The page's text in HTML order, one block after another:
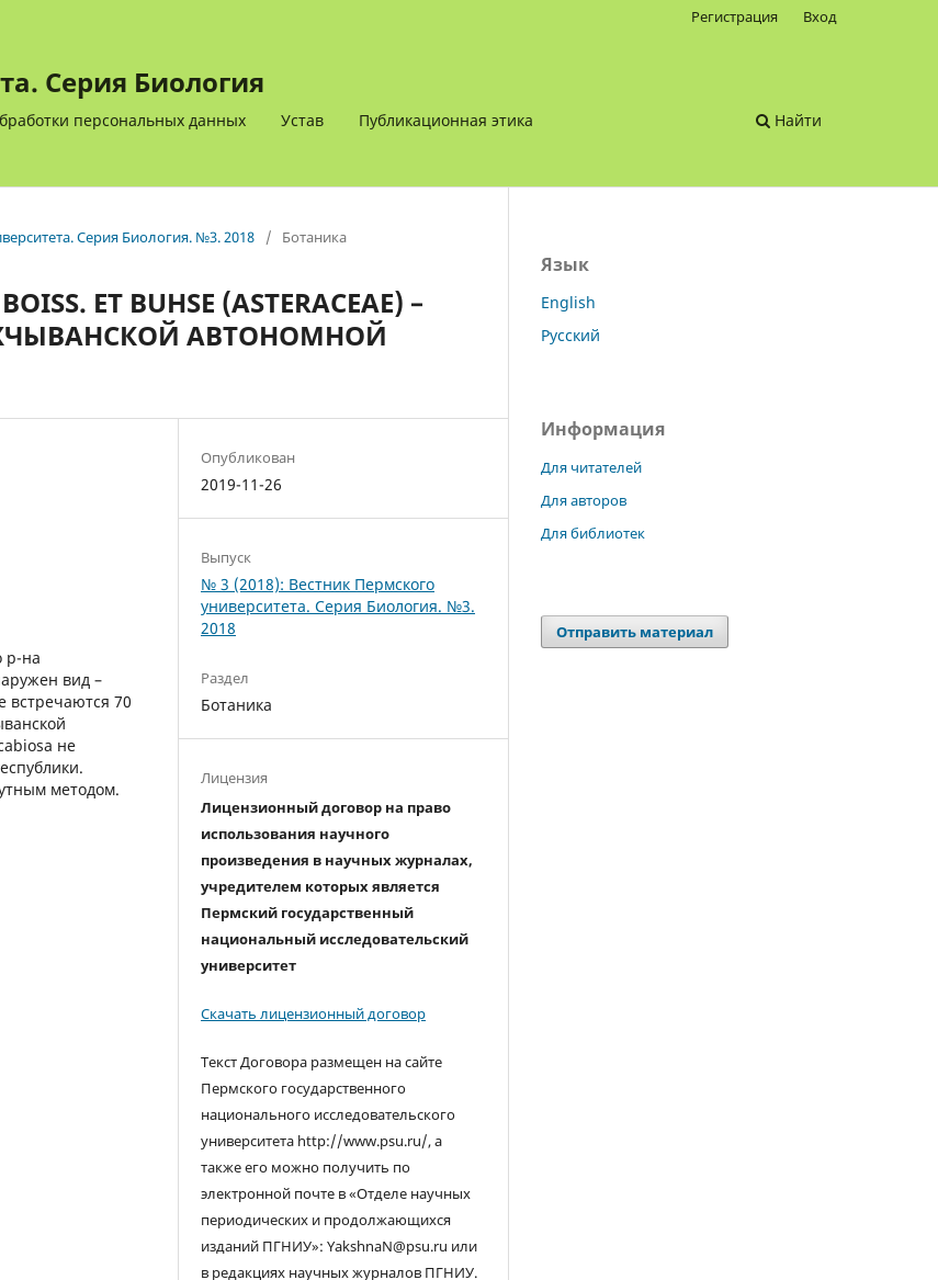
Серия Биология
персональных данных Устав Публикационная этика Найти
Регистрация Вход
Серия Биология. №3. 2018 / Ботаника
ET BUHSE (ASTERACEAE) –
АВТОНОМНОЙ
р-на
вид –
встречаются 70
не
методом.
Опубликован
2019-11-26
Выпуск
№ 3 (2018): Вестник Пермского
университета. Серия Биология. №3.
2018
Раздел
Ботаника
Лицензия
Лицензионный договор на право
использования научного
произведения в научных журналах,
учредителем которых является
Пермский государственный
национальный исследовательский
университет
Скачать лицензионный договор
Текст Договора размещен на сайте
Пермского государственного
национального исследовательского
университета http://www.psu.ru/, а
также его можно получить по
электронной почте в «Отделе научных
периодических и продолжающихся
изданий ПГНИУ»: YakshnaN@psu.ru или
в редакциях научных журналов ПГНИУ.
Язык
English
Русский
Информация
Для читателей
Для авторов
Для библиотек
Отправить материал